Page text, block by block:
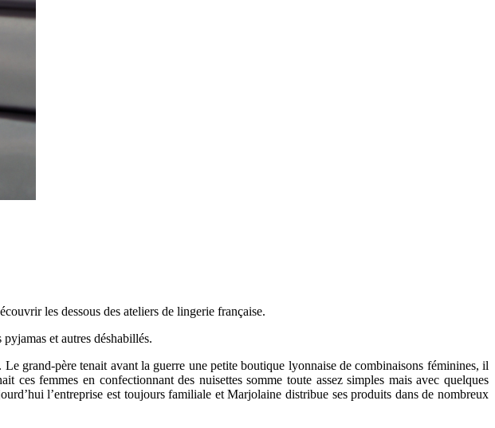
les dessous des ateliers de lingerie française.
et autres déshabillés.
grand-père tenait avant la guerre une petite boutique lyonnaise de combinaisons féminines, il
femmes en confectionnant des nuisettes somme toute assez simples mais avec quelques
l’entreprise est toujours familiale et Marjolaine distribue ses produits dans de nombreux